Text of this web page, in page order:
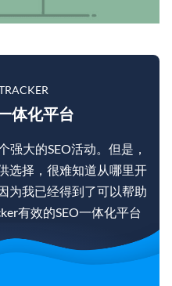
体化平台
大的SEO活动。但是，
选择，很难知道从哪里开
为我已经得到了可以帮助
有效的SEO一体化平台